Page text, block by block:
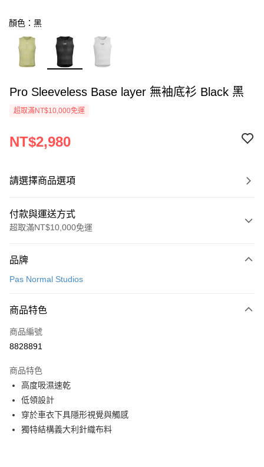
顏色：黑
Pro Sleeveless Base layer 無袖底衫 Black 黑
超取滿NT$10,000免運
NT$2,980
請選擇商品選項
付款與運送方式
超取滿NT$10,000免運
信用卡一次付款
LINE Pay
Apple Pay
運送方式
全家店到店
每筆NT$80，滿NT$10,000(含以上)免運費
品牌
Pas Normal Studios
商品特色
商品編號
8828891
商品特色
高度吸濕速乾
低領設計
穿於車衣下具隱形視覺與觸感
獨特結構義大利針織布料